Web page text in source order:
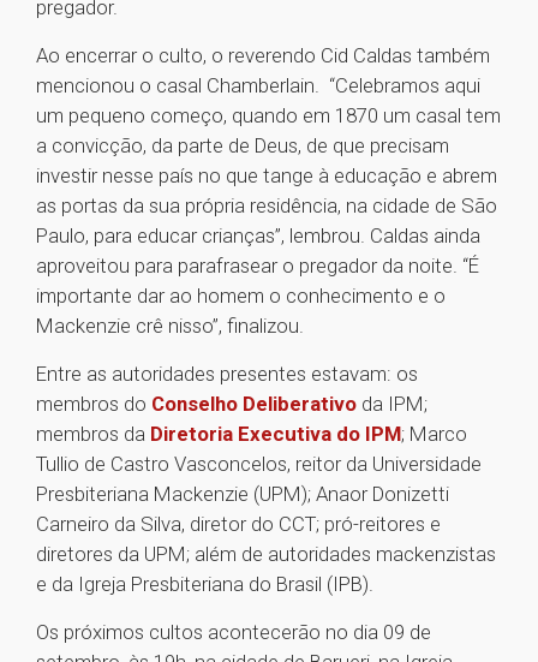
pregador.
Ao encerrar o culto, o reverendo Cid Caldas também
mencionou o casal Chamberlain. “Celebramos aqui
um pequeno começo, quando em 1870 um casal tem
a convicção, da parte de Deus, de que precisam
investir nesse país no que tange à educação e abrem
as portas da sua própria residência, na cidade de São
Paulo, para educar crianças”, lembrou. Caldas ainda
aproveitou para parafrasear o pregador da noite. “É
importante dar ao homem o conhecimento e o
Mackenzie crê nisso”, finalizou.
Entre as autoridades presentes estavam: os
membros do Conselho Deliberativo da IPM;
membros da Diretoria Executiva do IPM; Marco
Tullio de Castro Vasconcelos, reitor da Universidade
Presbiteriana Mackenzie (UPM); Anaor Donizetti
Carneiro da Silva, diretor do CCT; pró-reitores e
diretores da UPM; além de autoridades mackenzistas
e da Igreja Presbiteriana do Brasil (IPB).
Os próximos cultos acontecerão no dia 09 de